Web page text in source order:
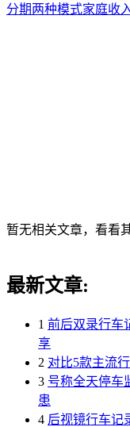
分期两种模式家庭收
暂无相关文章，看看
最新文章:
1 前后双录行车
享
2 对比5款主流
3 号称全天停车
患
4 后视镜行车记